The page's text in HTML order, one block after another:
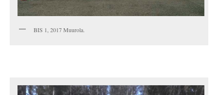
BIS 1, 2017 Muurola.